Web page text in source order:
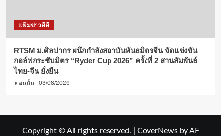
แฟ้มข่าวดีดี
RTSM ม.ศิลปากร ผนึกกำลังสถาบันพันธมิตรจีน จัดแข่งขัน
กอล์ฟกระชับมิตร “Ryder Cup 2026” ครั้งที่ 2 สานสัมพันธ์
ไทย-จีน ยั่งยืน
ตอนนั้น 03/08/2026
Copyright © All rights reserved. CoverNewsby AF